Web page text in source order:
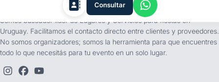
Consultar
tufiesta.com.uy
Somos buscador líder de Lugares y Servicios para fiestas en
Uruguay. Facilitamos el contacto directo entre clientes y proveedores.
No somos organizadores; somos la herramienta para que encuentres
todo lo que necesitás para tu evento en un solo lugar.